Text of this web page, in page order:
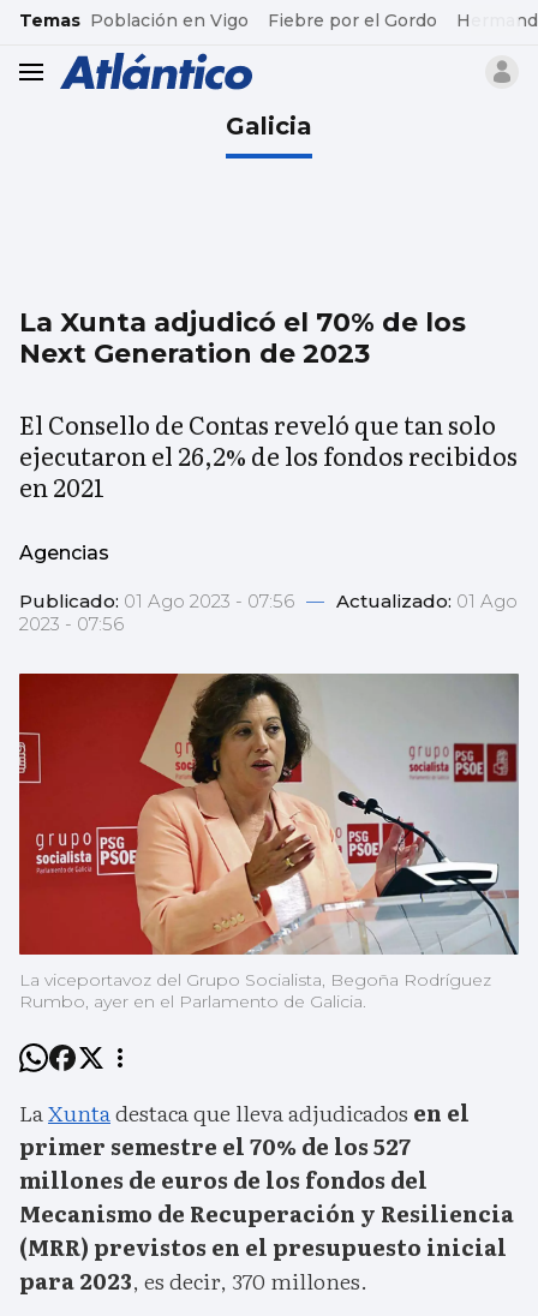
common.go-to-content
Temas Población en Vigo Fiebre por el Gordo
header.menu.open
Galicia
La Xunta adjudicó el 70% de los
Next Generation de 2023
El Consello de Contas reveló que tan solo
ejecutaron el 26,2% de los fondos recibidos
en 2021
Agencias
Publicado: 01 Ago 2023 - 07:56 — Actualizado: 01 Ago
2023 - 07:56
La viceportavoz del Grupo Socialista, Begoña Rodríguez
Rumbo, ayer en el Parlamento de Galicia.
LaXuntadestaca que lleva adjudicados en el
primer semestre el 70% de los 527
millones de euros de los fondos del
Mecanismo de Recuperación y Resiliencia
(MRR) previstos en el presupuesto inicial
para 2023, es decir, 370 millones.